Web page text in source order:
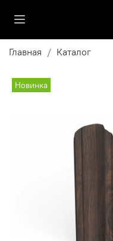
Главная Каталог
Новинка